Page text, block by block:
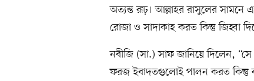
অত্যন্ত রূঢ়। আল্লাহর রাসুলের সামনে
রোজা ও সাদাকাহ করত কিন্তু জিহ্বা
নবীজি (সা.) সাফ জানিয়ে দিলেন,
ফরজ ইবাদতগুলোই পালন করত কিন্তু